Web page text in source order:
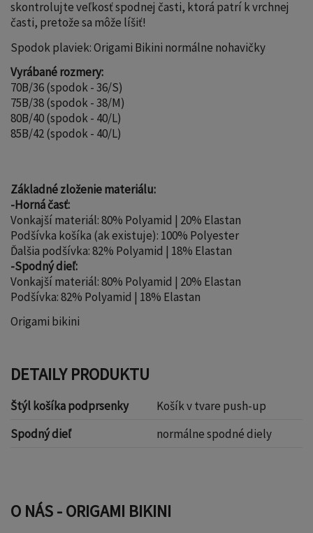
skontrolujte veľkosť spodnej časti, ktorá patrí k vrchnej
časti, pretože sa môže líšiť!
Spodok plaviek: Origami Bikini normálne nohavičky
Vyrábané rozmery:
70B/36 (spodok - 36/S)
75B/38 (spodok - 38/M)
80B/40 (spodok - 40/L)
85B/42 (spodok - 40/L)
Základné zloženie materiálu:
-Horná časť:
Vonkajší materiál: 80% Polyamid | 20% Elastan
Podšívka košíka (ak existuje): 100% Polyester
Ďalšia podšívka: 82% Polyamid | 18% Elastan
-Spodný dieľ:
Vonkajší materiál: 80% Polyamid | 20% Elastan
Podšívka: 82% Polyamid | 18% Elastan
Origami bikini
DETAILY PRODUKTU
Štýl košíka podprsenky
Košík v tvare push-up
Spodný dieľ
normálne spodné diely
O NÁS - ORIGAMI BIKINI